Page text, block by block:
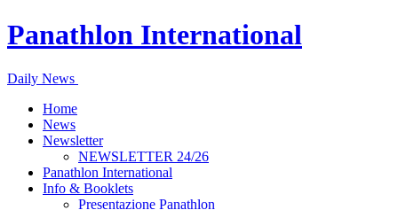
Panathlon International
Daily News
Home
News
Newsletter
NEWSLETTER 24/26
Panathlon International
Info & Booklets
Presentazione Panathlon